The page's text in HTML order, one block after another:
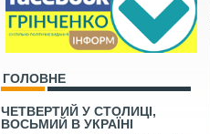
ГОЛОВНЕ
ЧЕТВЕРТИЙ У СТОЛИЦІ,
ВОСЬМИЙ В УКРАЇНІ